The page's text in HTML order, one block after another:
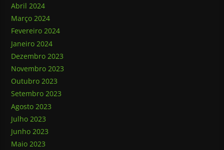
Abril 2024
Março 2024
Fevereiro 2024
Janeiro 2024
Dezembro 2023
Novembro 2023
Outubro 2023
Setembro 2023
Agosto 2023
Julho 2023
Junho 2023
Maio 2023